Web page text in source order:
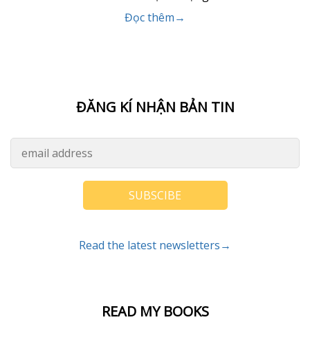
READ MY BOOKS
Đọc thêm→
ĐĂNG KÍ NHẬN BẢN TIN
SUBSCIBE
Read the latest newsletters→